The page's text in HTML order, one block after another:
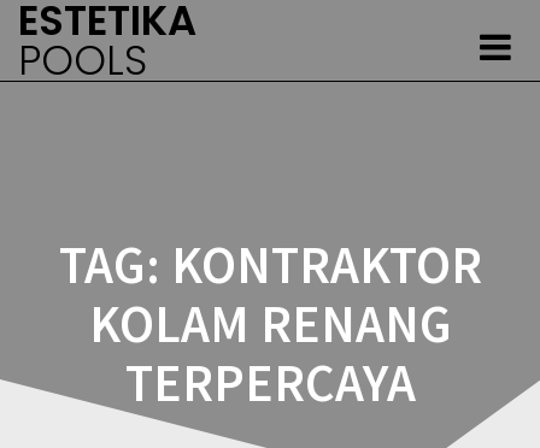
ESTETIKA
POOLS
TAG: KONTRAKTOR
KOLAM RENANG
TERPERCAYA